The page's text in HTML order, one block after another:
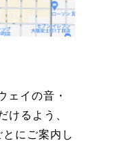
ェイの音・
るよう、
にご案内し